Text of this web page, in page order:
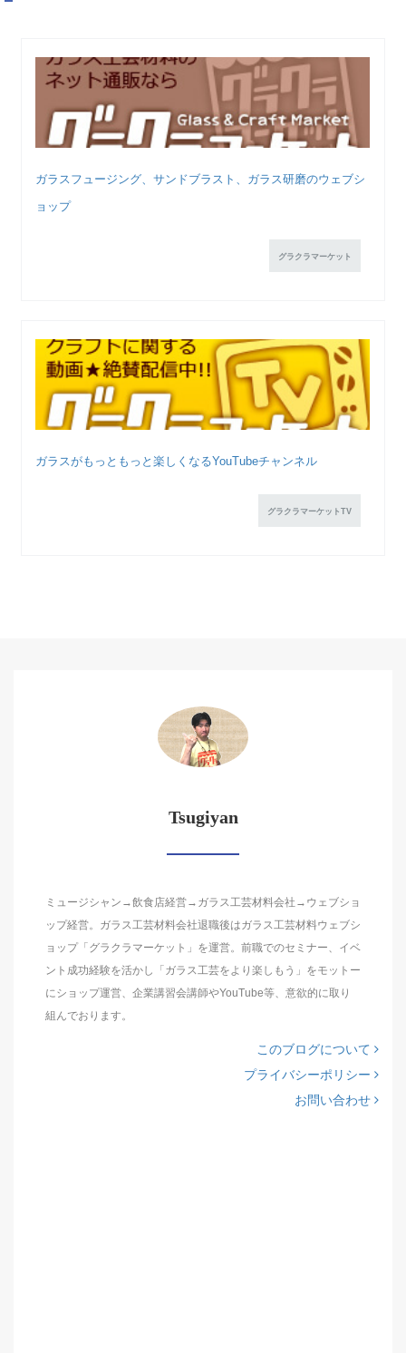
ガラスフュージング、サンドブラスト、ガラス研磨のウェブシ
ョップ
グラクラマーケット
ガラスがもっともっと楽しくなるYouTubeチャンネル
グラクラマーケットTV
Tsugiyan
ミュージシャン→飲食店経営→ガラス工芸材料会社→ウェブショ
ップ経営。ガラス工芸材料会社退職後はガラス工芸材料ウェブシ
ョップ「グラクラマーケット」を運営。前職でのセミナー、イベ
ント成功経験を活かし「ガラス工芸をより楽しもう」をモットー
にショップ運営、企業講習会講師やYouTube等、意欲的に取り
組んでおります。
このブログについて
プライバシーポリシー
お問い合わせ